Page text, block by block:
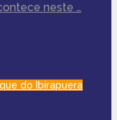
neste …
do Ibirapuera